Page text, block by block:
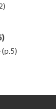
(p.5)